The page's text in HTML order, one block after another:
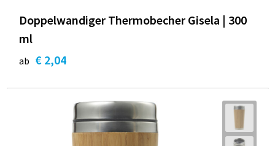
Doppelwandiger Thermobecher Gisela | 300
ml
ab € 2,04